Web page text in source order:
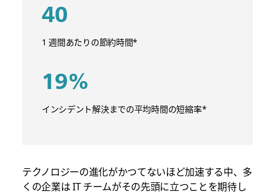
40
1 週間あたりの節約時間*
19%
インシデント解決までの平均時間の短縮率*
テクノロジーの進化がかつてないほど加速する中、多
くの企業は IT チームがその先頭に立つことを期待し